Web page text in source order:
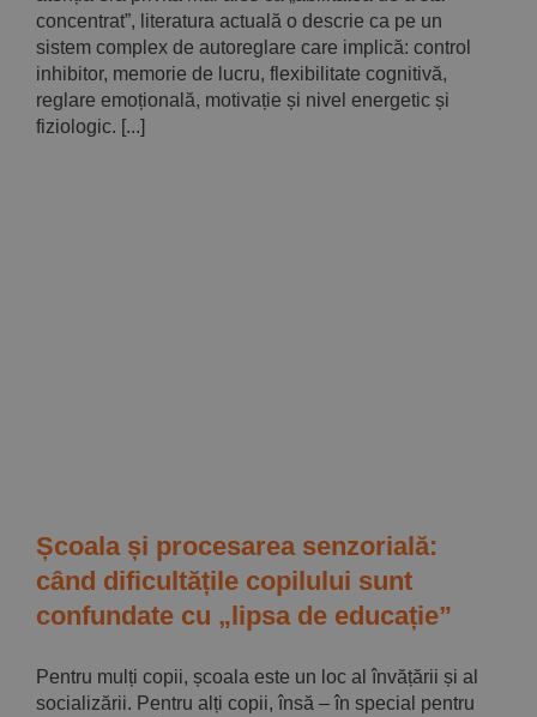
concentrat”, literatura actuală o descrie ca pe un
sistem complex de autoreglare care implică: control
inhibitor, memorie de lucru, flexibilitate cognitivă,
reglare emoțională, motivație și nivel energetic și
fiziologic. [...]
Școala și procesarea senzorială:
când dificultățile copilului sunt
confundate cu „lipsa de educație”
Pentru mulți copii, școala este un loc al învățării și al
socializării. Pentru alți copii, însă – în special pentru